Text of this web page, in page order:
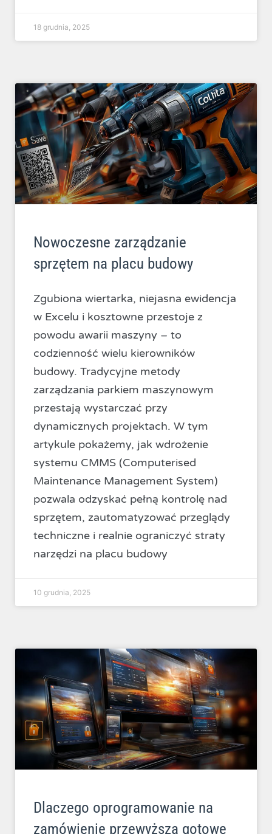
18 grudnia, 2025
Nowoczesne zarządzanie
sprzętem na placu budowy
Zgubiona wiertarka, niejasna ewidencja
w Excelu i kosztowne przestoje z
powodu awarii maszyny – to
codzienność wielu kierowników
budowy. Tradycyjne metody
zarządzania parkiem maszynowym
przestają wystarczać przy
dynamicznych projektach. W tym
artykule pokażemy, jak wdrożenie
systemu CMMS (Computerised
Maintenance Management System)
pozwala odzyskać pełną kontrolę nad
sprzętem, zautomatyzować przeglądy
techniczne i realnie ograniczyć straty
narzędzi na placu budowy
10 grudnia, 2025
Dlaczego oprogramowanie na
zamówienie przewyższa gotowe